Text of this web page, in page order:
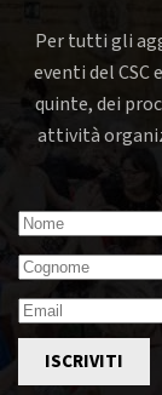
Per tutti gli
eventi del CSC
quinte, dei
attività
ISCRIVITI